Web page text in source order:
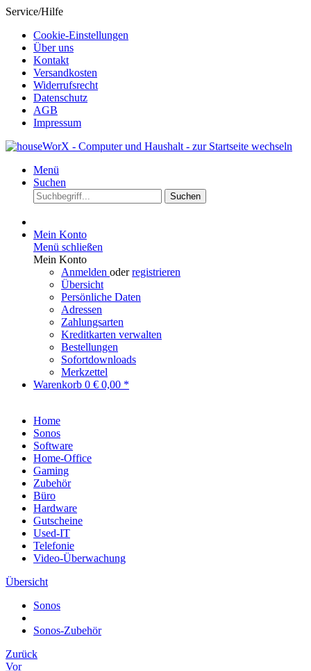
Service/Hilfe
Cookie-Einstellungen
Über uns
Kontakt
Versandkosten
Widerrufsrecht
Datenschutz
AGB
Impressum
Menü
Suchen
Suchen
Mein Konto
Menü schließen
Mein Konto
Anmelden oderregistrieren
Übersicht
Persönliche Daten
Adressen
Zahlungsarten
Kreditkarten verwalten
Bestellungen
Sofortdownloads
Merkzettel
Warenkorb 0 € 0,00 *
Home
Sonos
Software
Home-Office
Gaming
Zubehör
Büro
Hardware
Gutscheine
Used-IT
Telefonie
Video-Überwachung
Übersicht
Sonos
Sonos-Zubehör
Zurück
Vor